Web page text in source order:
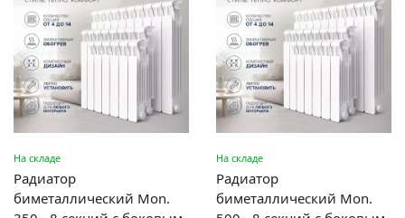
На складе
Радиатор
биметаллический Mon.
На складе
Радиатор
биметаллический Mon.